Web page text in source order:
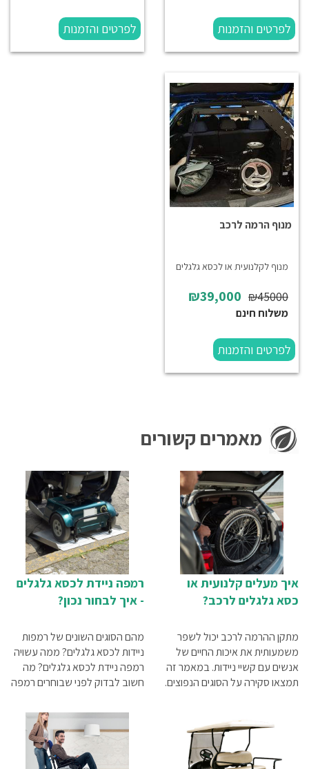
לפרטים והזמנות לפרטים והזמנות
מנוף הרמה לרכב
מנוף לקלנועית או לכסא גלגלים
₪39,000 ₪45000
משלוח חינם
לפרטים והזמנות
מאמרים קשורים
איך מעלים קלנועית או
כסא גלגלים לרכב?
מתקן ההרמה לרכב יכול לשפר
משמעותית את איכות החיים של
אנשים עם קשיי ניידות. במאמר זה
תמצאו סקירה על הסוגים הנפוצים.
רמפה ניידת לכסא גלגלים
- איך לבחור נכון?
מהם הסוגים השונים של רמפות
ניידות לכסא גלגלים? ממה עשויה
רמפה ניידת לכסא גלגלים? מה
חשוב לבדוק לפני שבוחרים רמפה
במאמר שלפניכם